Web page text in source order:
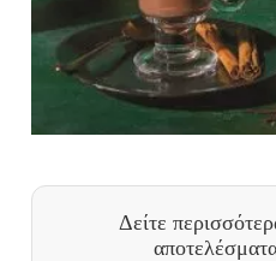
Δείτε